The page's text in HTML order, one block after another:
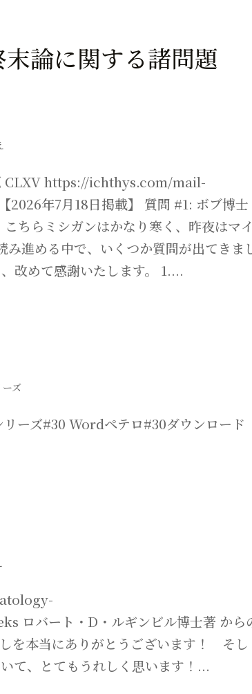
論に関する諸問題
CLXV https://ichthys.com/mail-
年7月18日掲載】 質問 #1: ボブ博士
ちらミシガンはかなり寒く、昨夜はマ
み進める中で、いくつか質問が出てきま
改めて感謝いたします。 1....
ズ
ーズ#30 Wordペテロ#30ダウンロード
ロバート・D・ルギンビル博士著 から
を本当にありがとうございます！ そし
て、とてもうれしく思います！...